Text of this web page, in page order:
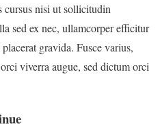
cursus nisi ut sollicitudin
sed ex nec, ullamcorper efficitur
gravida. Fusce varius,
viverra augue, sed dictum orci